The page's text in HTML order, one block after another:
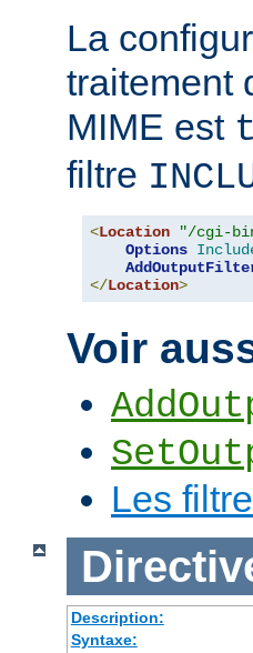
La
traitement
MIME est
filtre
<Location "/cgi-
Options
</Location>
Voir
Les
Description:
Syntaxe: